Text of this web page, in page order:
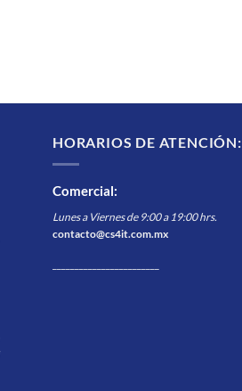
HORARIOS DE ATENCIÓN:
Comercial:
Lunes a Viernes de 9:00 a 19:00 hrs.
contacto@cs4it.com.mx